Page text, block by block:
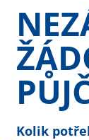
Kolik